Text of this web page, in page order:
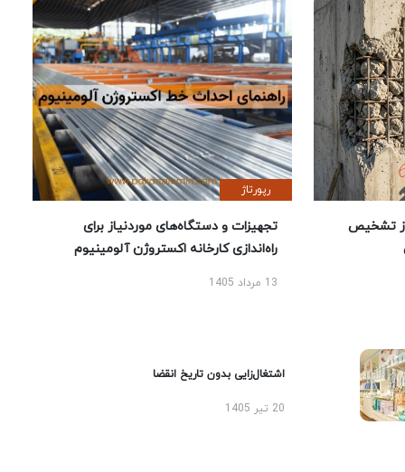
تشخیص
رپورتاژ
تجهیزات و دستگاه‌های موردنیاز برای
راه‌اندازی کارخانه اکستروژن آلومینیوم
13 مرداد 1405
اشتغال‌زایی بدون تاریخ انقضا
20 تیر 1405